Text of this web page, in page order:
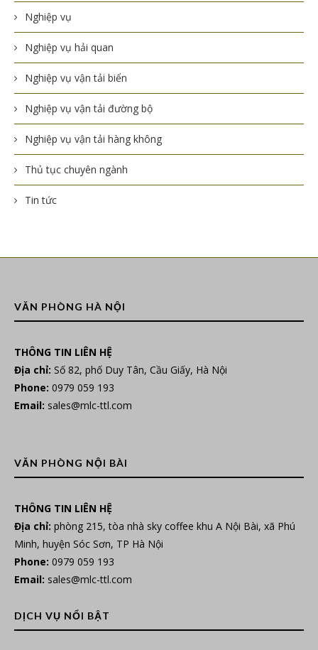
Nghiệp vụ
Nghiệp vụ hải quan
Nghiệp vụ vận tải biển
Nghiệp vụ vận tải đường bộ
Nghiệp vụ vận tải hàng không
Thủ tục chuyên ngành
Tin tức
VĂN PHÒNG HÀ NỘI
THÔNG TIN LIÊN HỆ
Địa chỉ: Số 82, phố Duy Tân, Cầu Giấy, Hà Nội
Phone: 0979 059 193
Email: sales@mlc-ttl.com
VĂN PHÒNG NỘI BÀI
THÔNG TIN LIÊN HỆ
Địa chỉ: phòng 215, tòa nhà sky coffee khu A Nội Bài, xã Phú
Minh, huyện Sóc Sơn, TP Hà Nội
Phone: 0979 059 193
Email: sales@mlc-ttl.com
DỊCH VỤ NỔI BẬT